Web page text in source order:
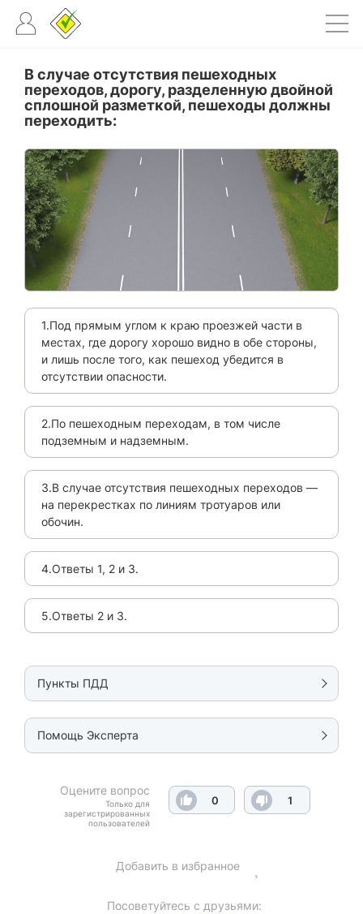
В случае отсутствия пешеходных
переходов, дорогу, разделенную двойной
сплошной разметкой, пешеходы должны
переходить:
1.Под прямым углом к краю проезжей части в
местах, где дорогу хорошо видно в обе стороны,
и лишь после того, как пешеход убедится в
отсутствии опасности.
2.По пешеходным переходам, в том числе
подземным и надземным.
3.В случае отсутствия пешеходных переходов —
на перекрестках по линиям тротуаров или
обочин.
4.Ответы 1, 2 и 3.
5.Ответы 2 и 3.
Пункты ПДД
Помощь Эксперта
Оцените вопрос
Только для
зарегистрированных
пользователей
0 1
Добавить в избранное
Посоветуйтесь с друзьями: